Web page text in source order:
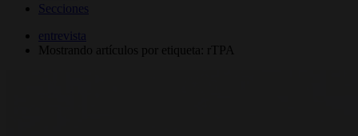
Secciones
entrevista
Mostrando artículos por etiqueta: rTPA